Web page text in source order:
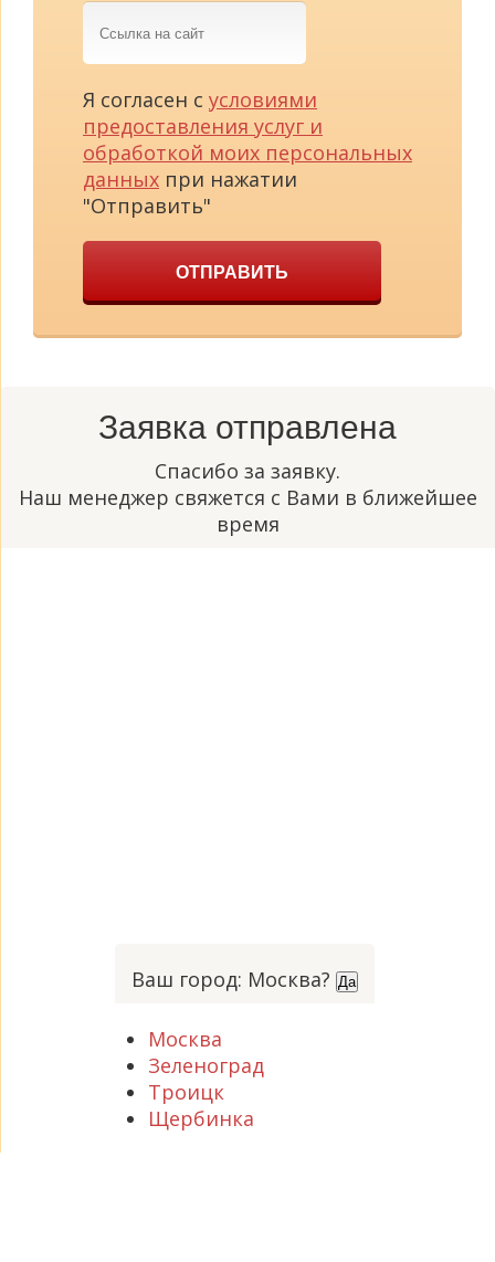
Ссылка
на
сайт
Я согласен с условиями
предоставления услуг и
обработкой моих персональных
данных при нажатии
"Отправить"
ОТПРАВИТЬ
Заявка отправлена
Спасибо за заявку.
Наш менеджер свяжется с Вами в ближейшее
время
Ваш город: Москва? Да
Москва
Зеленоград
Троицк
Щербинка